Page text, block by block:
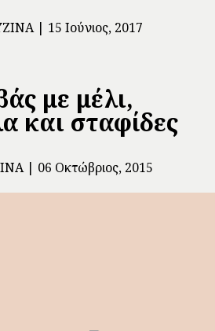
15 Ιούνιος, 2017
με μέλι,
και σταφίδες
06 Οκτώβριος, 2015